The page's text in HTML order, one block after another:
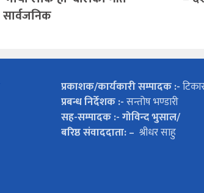
सार्वजनिक
प्रकाशक/कार्यकारी सम्पादक :-
प्रबन्ध निर्देशक :-सन्तोष भण्डारी
सह-सम्पादक :- गोविन्द भुसाल/
बरिष्ठ संवाददाता: – श्रीधर साहु